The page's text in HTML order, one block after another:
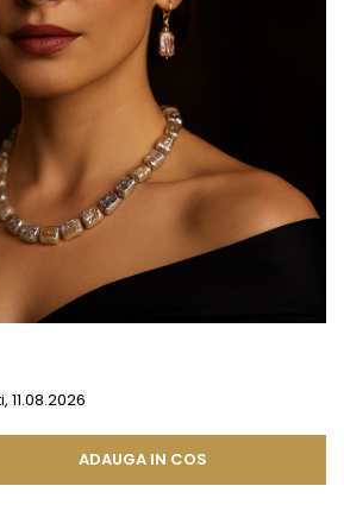
11.08.2026
ADAUGA IN COS